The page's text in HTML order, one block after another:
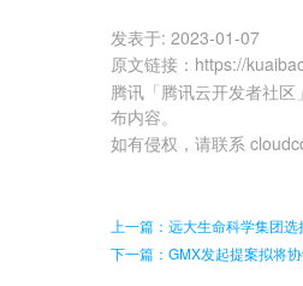
发表于: 2023-01-07
原文链接 ： https://
腾讯「腾讯云开发者社
布内容。
如有侵权，请联系
上一篇：远大生命科学集团
下一篇：GMX发起提案拟将